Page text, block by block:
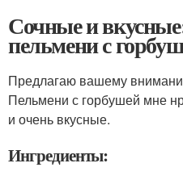
Сочные и
пельмени с
Предлагаю вашему
Пельмени с горбушей мне
и очень вкусные.
Ингредиенты: